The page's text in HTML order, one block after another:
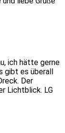
ich hätte gerne
gibt es überall
Der
Lichtblick. LG